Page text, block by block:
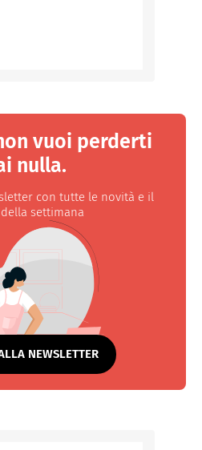
vuoi perderti
nulla.
con tutte le novità e il
settimana
NEWSLETTER